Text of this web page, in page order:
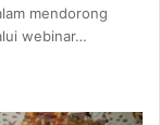
mendorong
webinar…